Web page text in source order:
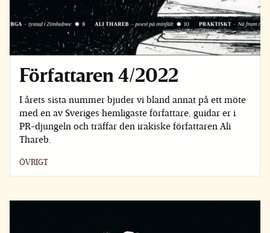
Författaren 4/2022
I årets sista nummer bjuder vi bland annat på ett möte
med en av Sveriges hemligaste författare, guidar er i
PR-djungeln och träffar den irakiske författaren Ali
Thareb.
ÖVRIGT